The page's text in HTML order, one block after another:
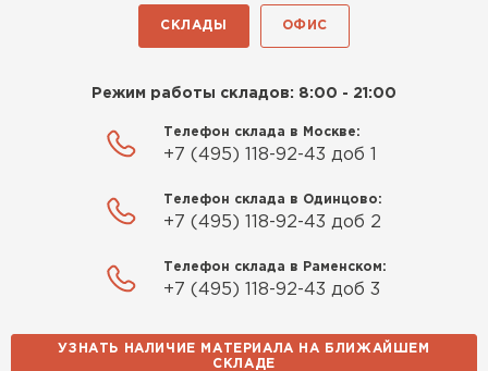
СКЛАДЫ ОФИС
Режим работы складов: 8:00 - 21:00
Телефон склада в Москве:
+7 (495) 118-92-43 доб 1
Телефон склада в Одинцово:
+7 (495) 118-92-43 доб 2
Телефон склада в Раменском:
+7 (495) 118-92-43 доб 3
УЗНАТЬ НАЛИЧИЕ МАТЕРИАЛА НА БЛИЖАЙШЕМ
СКЛАДЕ